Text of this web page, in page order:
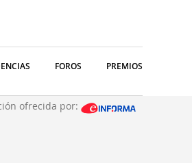
FOROS PREMIOS
ofrecida por: